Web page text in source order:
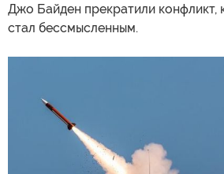
Джо Байден прекратили конфликт,
стал бессмысленным.